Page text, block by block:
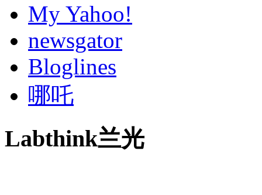
My Yahoo!
newsgator
Bloglines
哪吒
Labthink兰光